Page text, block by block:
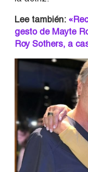
Lee también:
gesto de Mayte
Roy Sothers, a